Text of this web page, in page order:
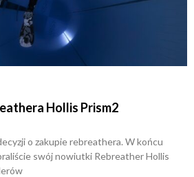
Hollis Prism2
o zakupie rebreathera. W końcu
swój nowiutki Rebreather Hollis